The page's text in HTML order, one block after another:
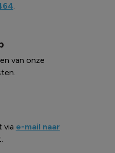
van onze
via e-mail naar